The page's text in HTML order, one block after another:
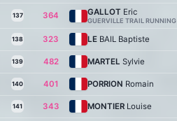
137 364 GALLOT Eric
GUERVILLE TRAIL RUNNING
138 323 LE BAIL Baptiste
139 482 MARTEL Sylvie
140 401 PORRION Romain
141 343 MONTIER Louise